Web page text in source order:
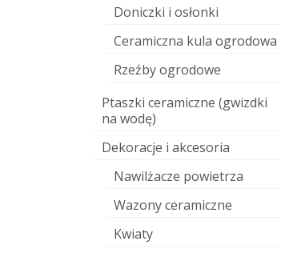
Doniczki i osłonki
Ceramiczna kula ogrodowa
Rzeźby ogrodowe
Ptaszki ceramiczne (gwizdki
na wodę)
Dekoracje i akcesoria
Nawilżacze powietrza
Wazony ceramiczne
Kwiaty